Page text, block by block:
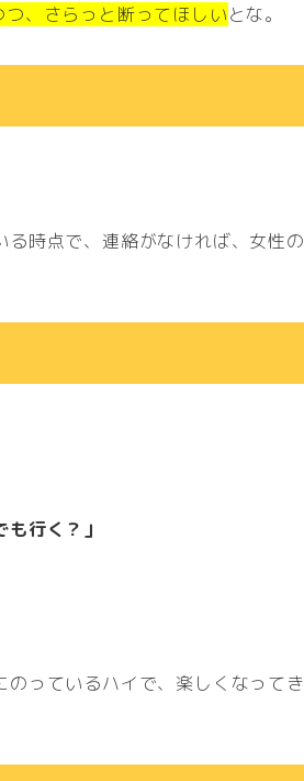
つ、さらっと断ってほしいとな。
る時点で、連絡がなければ、女性の
行く？」
っているハイで、楽しくなってき